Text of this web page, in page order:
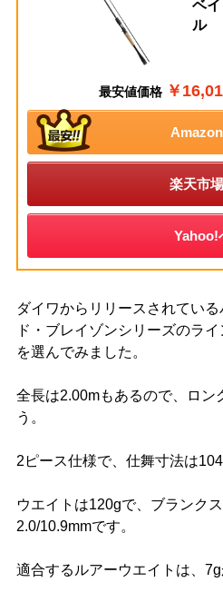
ベ
ル
最安値価格 ￥
楽天市
Yahoo!
ダイワからリリースされてい
ド・ブレイゾンシリーズのラ
を選んでみました。
全長は2.00mもあるので、ロン
う。
2ピース仕様で、仕舞寸法は
ウエイトは120gで、ブランクス
2.0/10.9mmです。
適合するルアーウエイトは、7g